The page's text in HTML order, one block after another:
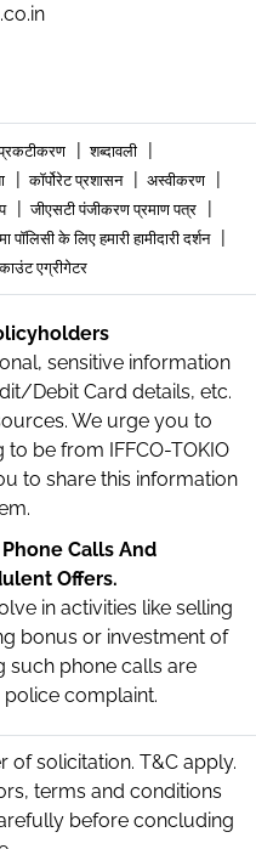
| शब्दावली |
| कॉर्पोरेट प्रशासन | अस्वीकरण |
| जीएसटी पंजीकरण प्रमाण पत्र |
पॉलिसी के लिए हमारी हामीदारी दर्शन |
एग्रीगेटर
sensitive information
Debit Card details, etc.
We urge you to
be from IFFCO-TOKIO
to share this information
Calls And
Offers.
in activities like selling
bonus or investment of
such phone calls are
complaint.
of solicitation. T&C apply.
terms and conditions
before concluding